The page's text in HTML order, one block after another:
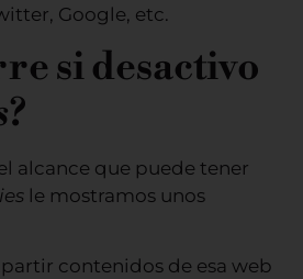
Google, etc.
si desactivo
?
alcance que puede tener
le mostramos unos
contenidos de esa web